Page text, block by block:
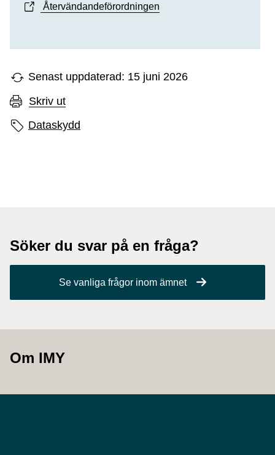
Återvändandeförordningen
Senast uppdaterad: 15 juni 2026
Skriv ut
Sidans etiketter
Dataskydd
Söker du svar på en fråga?
Se vanliga frågor inom ämnet
Om IMY